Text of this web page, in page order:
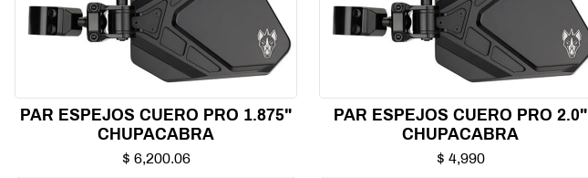
PAR ESPEJOS CUERO PRO 1.875"
CHUPACABRA
$ 6,200.06
PAR ESPEJOS CUERO PRO 2.0"
CHUPACABRA
$ 4,990